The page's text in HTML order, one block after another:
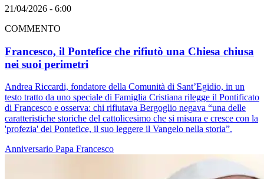
21/04/2026 - 6:00
COMMENTO
Francesco, il Pontefice che rifiutò una Chiesa chiusa
nei suoi perimetri
Andrea Riccardi, fondatore della Comunità di Sant’Egidio, in un
testo tratto da uno speciale di Famiglia Cristiana rilegge il Pontificato
di Francesco e osserva: chi rifiutava Bergoglio negava “una delle
caratteristiche storiche del cattolicesimo che si misura e cresce con la
'profezia' del Pontefice, il suo leggere il Vangelo nella storia”.
Anniversario Papa Francesco